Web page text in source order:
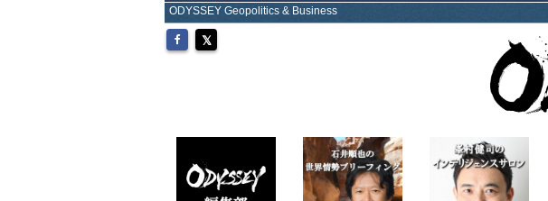
ODYSSEY Geopolitics & Business